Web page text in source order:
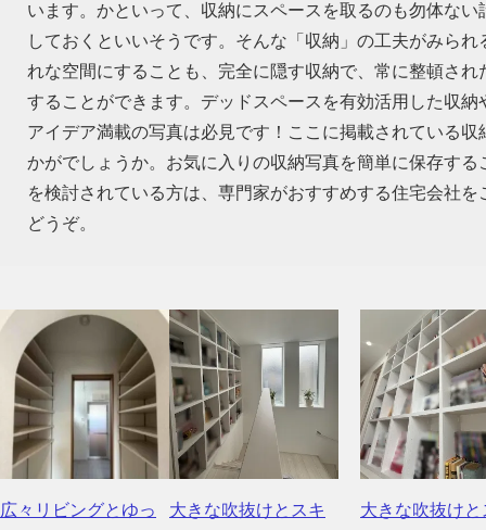
います。かといって、収納にスペースを取るのも勿体な
しておくといいそうです。そんな「収納」の工夫がみら
れな空間にすることも、完全に隠す収納で、常に整頓さ
することができます。デッドスペースを有効活用した収
アイデア満載の写真は必見です！ここに掲載されている
かがでしょうか。お気に入りの収納写真を簡単に保存す
を検討されている方は、専門家がおすすめする住宅会社
どうぞ。
広々リビングとゆっ
大きな吹抜けとスキ
大きな吹抜けと